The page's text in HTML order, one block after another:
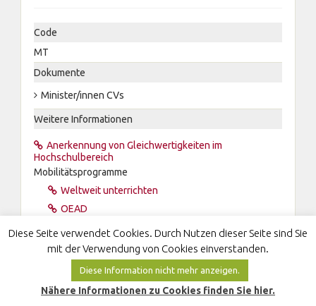
Code
MT
Dokumente
Minister/innen CVs
Weitere Informationen
Anerkennung von Gleichwertigkeiten im
Hochschulbereich
Mobilitätsprogramme
Weltweit unterrichten
OEAD
Wikipedia
Diese Seite verwendet Cookies. Durch Nutzen dieser Seite sind Sie
mit der Verwendung von Cookies einverstanden.
Diese Information nicht mehr anzeigen.
Nähere Informationen zu Cookies finden Sie hier.